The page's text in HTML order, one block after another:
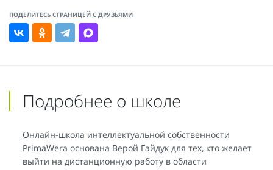
ПОДЕЛИТЕСЬ СТРАНИЦЕЙ С ДРУЗЬЯМИ
Подробнее о школе
Онлайн-школа интеллектуальной собственности
PrimaWera основана Верой Гайдук для тех, кто желает
выйти на дистанционную работу в области